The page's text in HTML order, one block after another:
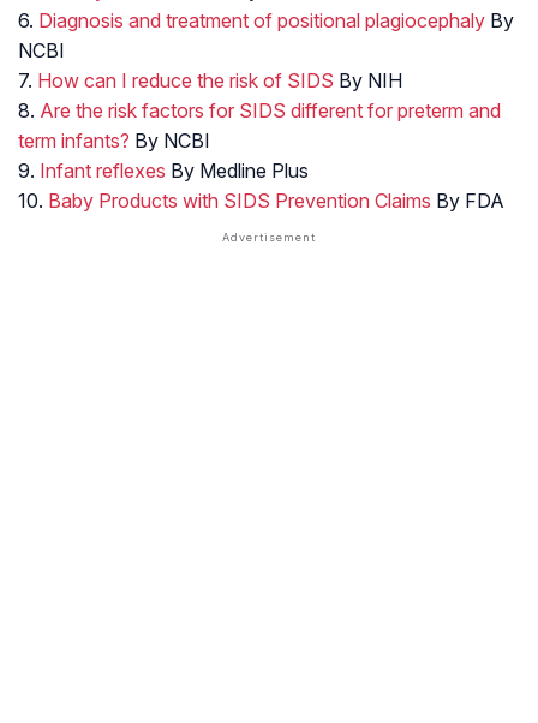
6. Diagnosis and treatment of positional plagiocephaly By
NCBI
7. How can I reduce the risk of SIDS By NIH
8. Are the risk factors for SIDS different for preterm and
term infants? By NCBI
9. Infant reflexes By Medline Plus
10. Baby Products with SIDS Prevention Claims By FDA